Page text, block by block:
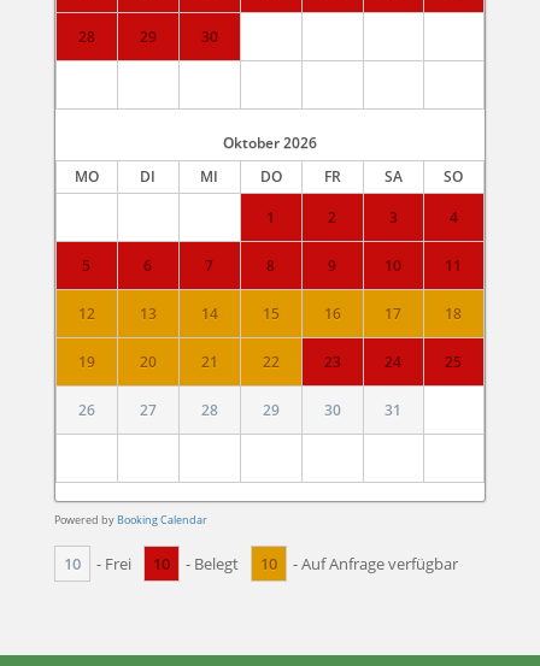
28 29 30
Oktober2026
MO
DI MI DO FR SA
SO
1
2 3 4
5 6 7 8 9 10 11
12 13 14 15 16 17 18
19 20 21 22 23 24 25
26 27 28 29 30 31
Powered by Booking Calendar
10 - Frei 10 - Belegt 10 - Auf Anfrage verfügbar